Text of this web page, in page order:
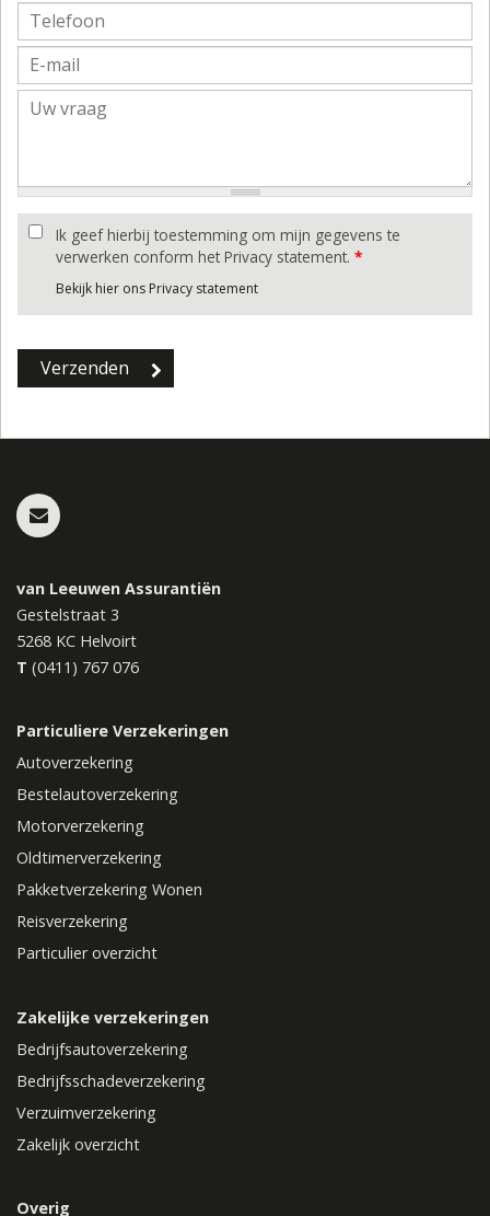
Ik geef hierbij toestemming om mijn gegevens te
verwerken conform het Privacy statement. *
Bekijk hier ons Privacy statement
van Leeuwen Assurantiën
Gestelstraat 3
5268 KC Helvoirt
T (0411) 767 076
Particuliere Verzekeringen
Autoverzekering
Bestelautoverzekering
Motorverzekering
Oldtimerverzekering
Pakketverzekering Wonen
Reisverzekering
Particulier overzicht
Zakelijke verzekeringen
Bedrijfsautoverzekering
Bedrijfsschadeverzekering
Verzuimverzekering
Zakelijk overzicht
Overig